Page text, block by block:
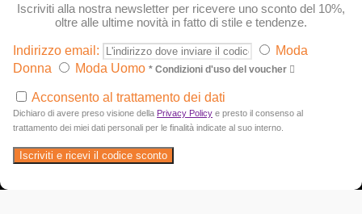
Iscriviti alla nostra newsletter per ricevere uno sconto del 10%,
oltre alle ultime novità in fatto di stile e tendenze.
Indirizzo email:
Moda
Donna
Moda Uomo * Condizioni d'uso del voucher
Acconsento al trattamento dei dati
Dichiaro di avere preso visione della Privacy Policy e presto il consenso al
trattamento dei miei dati personali per le finalità indicate al suo interno.